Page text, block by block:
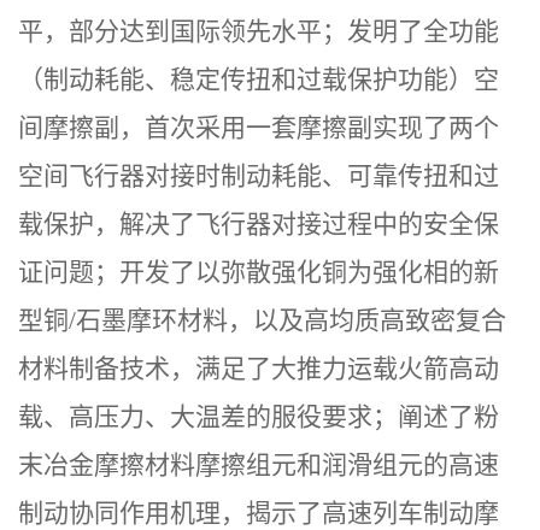
平，部分达到国际领先水平； 发明了全功能
（制动耗能、稳定传扭和过载保护功能）空
间摩擦副，首次采用一套摩擦副实现了两个
空间飞行器对接时制动耗能、可靠传扭和过
载保护，解决了飞行器对接过程中的安全保
证问题；开发了以弥散强化铜为强化相的新
型铜/石墨摩环材料，以及高均质高致密复合
材料制备技术，满足了大推力运载火箭高动
载、高压力、大温差的服役要求；阐述了粉
末冶金摩擦材料摩擦组元和润滑组元的高速
制动协同作用机理，揭示了高速列车制动摩